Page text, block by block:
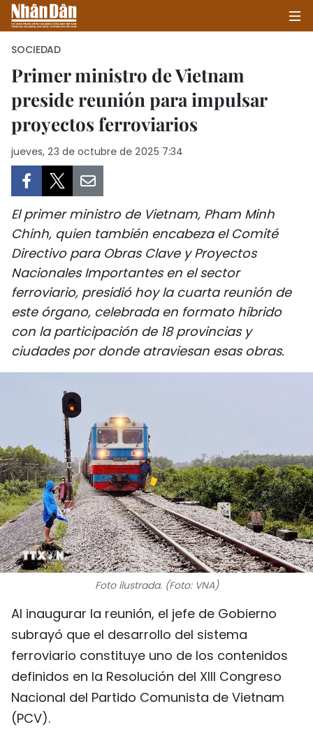
INICIO
POLÍTICA
SALUD - MEDIO AMBIENTE
CULTURA - ENTRETENIMIENTO
INTERNACIONAL
DEPORTES
HISTORIAS MULTIMEDIA
FOTOGRAFÍA
¿QUIÉNES SOMOS?
TIẾNG VIỆT
ENGLISH
中文
FRANÇAIS
РУССКИЙ
SOCIEDAD
Primer ministro de Vietnam
preside reunión para impulsar
proyectos ferroviarios
jueves, 23 de octubre de 2025 7:34
El primer ministro de Vietnam, Pham Minh
Chinh, quien también encabeza el Comité
Directivo para Obras Clave y Proyectos
Nacionales Importantes en el sector
ferroviario, presidió hoy la cuarta reunión de
este órgano, celebrada en formato híbrido
con la participación de 18 provincias y
ciudades por donde atraviesan esas obras.
Foto ilustrada. (Foto: VNA)
Al inaugurar la reunión, el jefe de Gobierno
subrayó que el desarrollo del sistema
ferroviario constituye uno de los contenidos
definidos en la Resolución del XIII Congreso
Nacional del Partido Comunista de Vietnam
(PCV).